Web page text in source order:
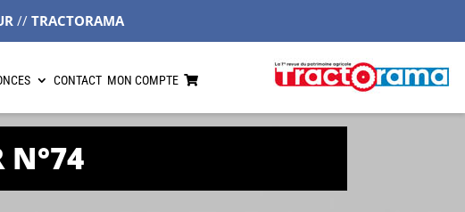
// TRACTORAMA
CONTACT MON COMPTE
N°74